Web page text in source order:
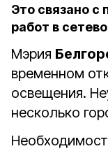
Это связано
работ в
Мэрия
временном
освещения.
несколько